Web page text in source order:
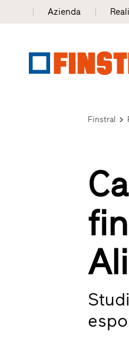
Azienda
Finstral